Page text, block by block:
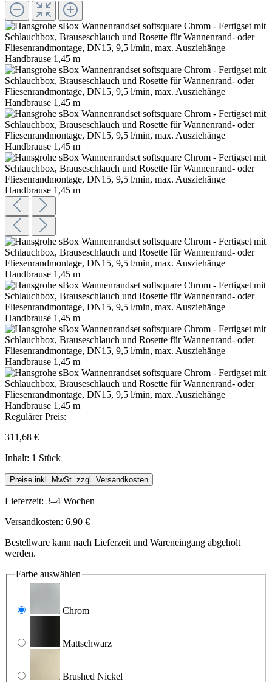
Regulärer Preis:
311,68 €
Inhalt: 1 Stück
Preise inkl. MwSt. zzgl. Versandkosten
Lieferzeit: 3–4 Wochen
Versandkosten: 6,90 €
Bestellware kann nach Lieferzeit und Wareneingang abgeholt
werden.
Farbe auswählen
Chrom
Mattschwarz
Brushed Nickel